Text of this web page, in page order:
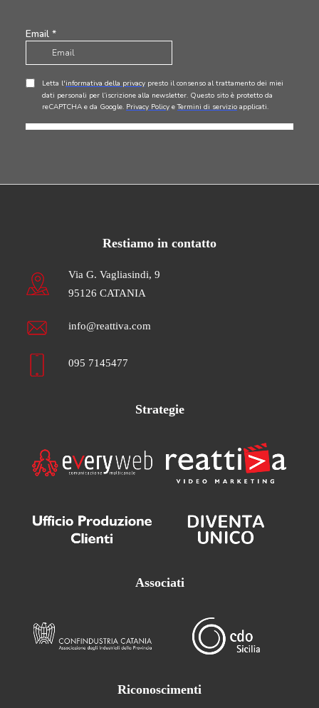
Restiamo in contatto
Via G. Vagliasindi, 9
95126 CATANIA
info@reattiva.com
095 7145477
Strategie
Associati
Riconoscimenti